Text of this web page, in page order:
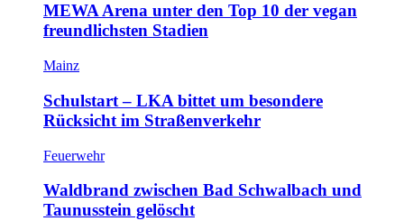
MEWA Arena unter den Top 10 der vegan
freundlichsten Stadien
Mainz
Schulstart – LKA bittet um besondere
Rücksicht im Straßenverkehr
Feuerwehr
Waldbrand zwischen Bad Schwalbach und
Taunusstein gelöscht